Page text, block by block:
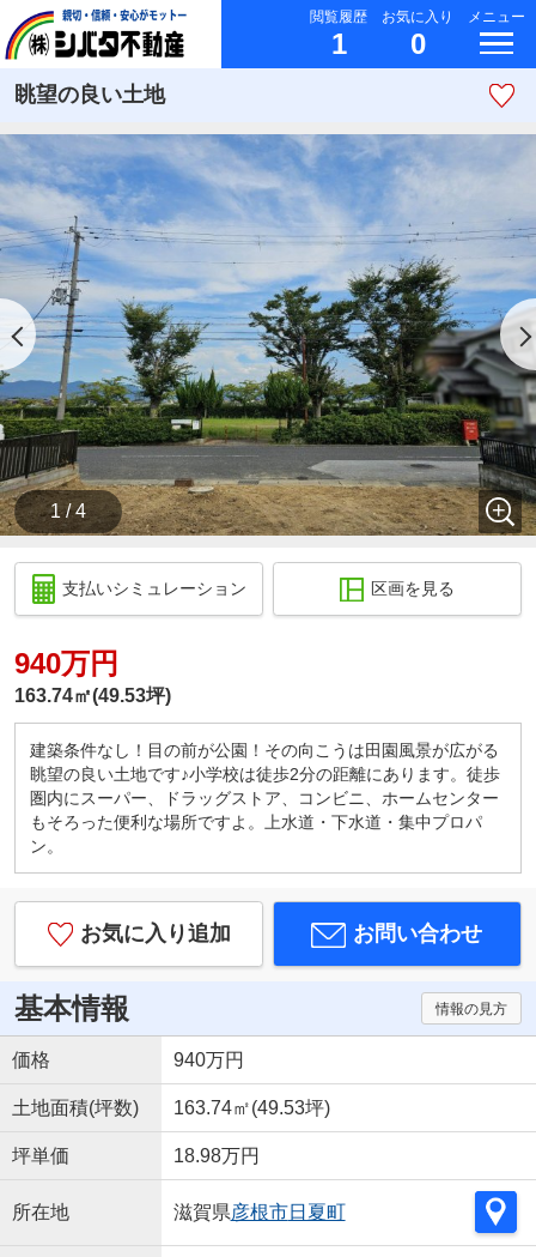
閲覧履歴
1
お気に入り
0
メニュー
眺望の良い土地
1 / 4
支払いシミュレーション 区画を見る
940万円
163.74㎡(49.53坪)
建築条件なし！目の前が公園！その向こうは田園風景が広がる
眺望の良い土地です♪小学校は徒歩2分の距離にあります。徒歩
圏内にスーパー、ドラッグストア、コンビニ、ホームセンター
もそろった便利な場所ですよ。上水道・下水道・集中プロパ
ン。
お気に入り追加 お問い合わせ
基本情報 情報の見方
価格 940万円
土地面積(坪数) 163.74㎡(49.53坪)
坪単価 18.98万円
所在地 滋賀県彦根市日夏町